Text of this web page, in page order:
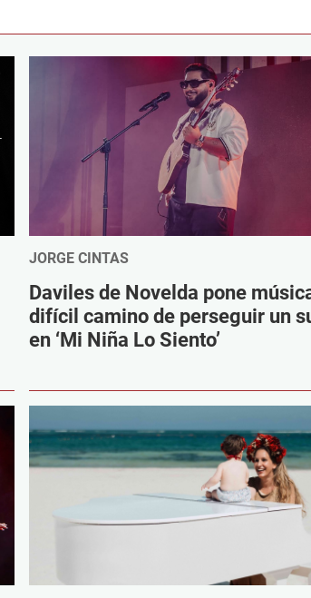
JORGE CINTAS
Daviles de Novelda pone
difícil camino de perseguir un
en ‘Mi Niña Lo Siento’